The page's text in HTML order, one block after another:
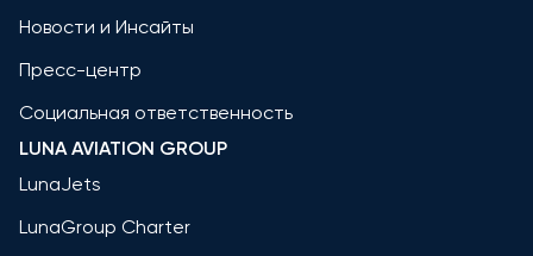
Новости и Инсайты
Пресс-центр
Социальная ответственность
LUNA AVIATION GROUP
LunaJets
LunaGroup Charter